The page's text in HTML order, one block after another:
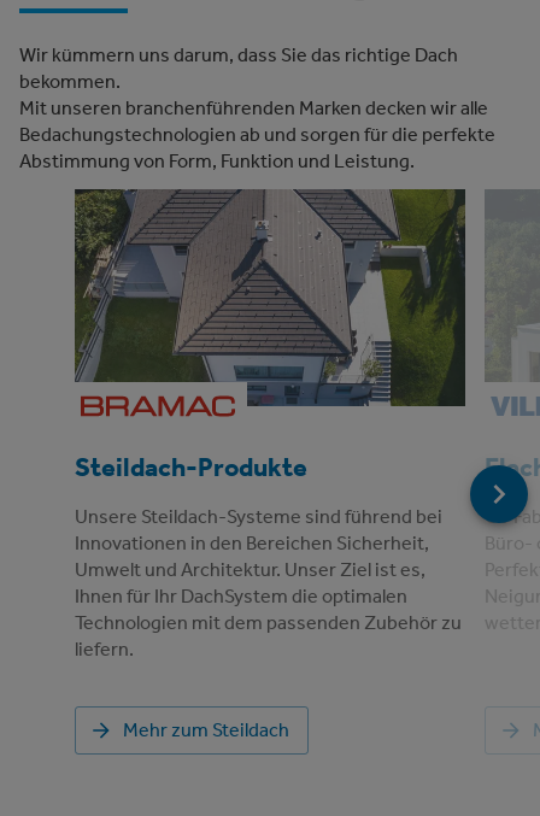
Wir kümmern uns darum, dass Sie das richtige Dach
bekommen.
Mit unseren branchenführenden Marken decken wir alle
Bedachungstechnologien ab und sorgen für die perfekte
Abstimmung von Form, Funktion und Leistung.
Steildach-Produkte
Unsere Steildach-Systeme sind führend bei
Innovationen in den Bereichen Sicherheit,
Umwelt und Architektur. Unser Ziel ist es,
Ihnen für Ihr DachSystem die optimalen
Technologien mit dem passenden Zubehör zu
liefern.
Mehr zum Steildach
Ob
Büro-